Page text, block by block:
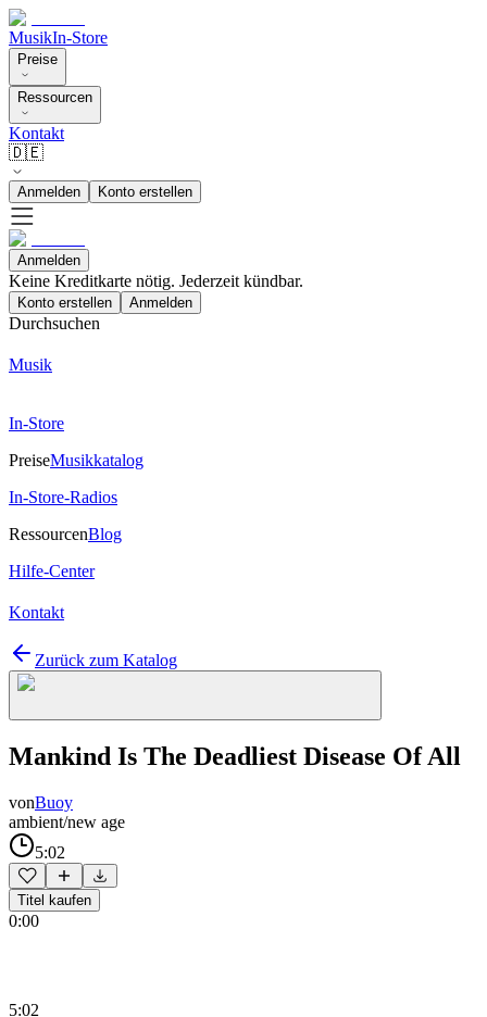
MusikIn-Store
Preise
Ressourcen
Kontakt
🇩🇪
Anmelden Konto erstellen
Anmelden
Keine Kreditkarte nötig. Jederzeit kündbar.
Konto erstellen Anmelden
Durchsuchen
Musik
In-Store
PreiseMusikkatalog
In-Store-Radios
RessourcenBlog
Hilfe-Center
Kontakt
Zurück zum Katalog
Mankind Is The Deadliest Disease Of All
vonBuoy
ambient/new age
5:02
Titel kaufen
0:00
5:02